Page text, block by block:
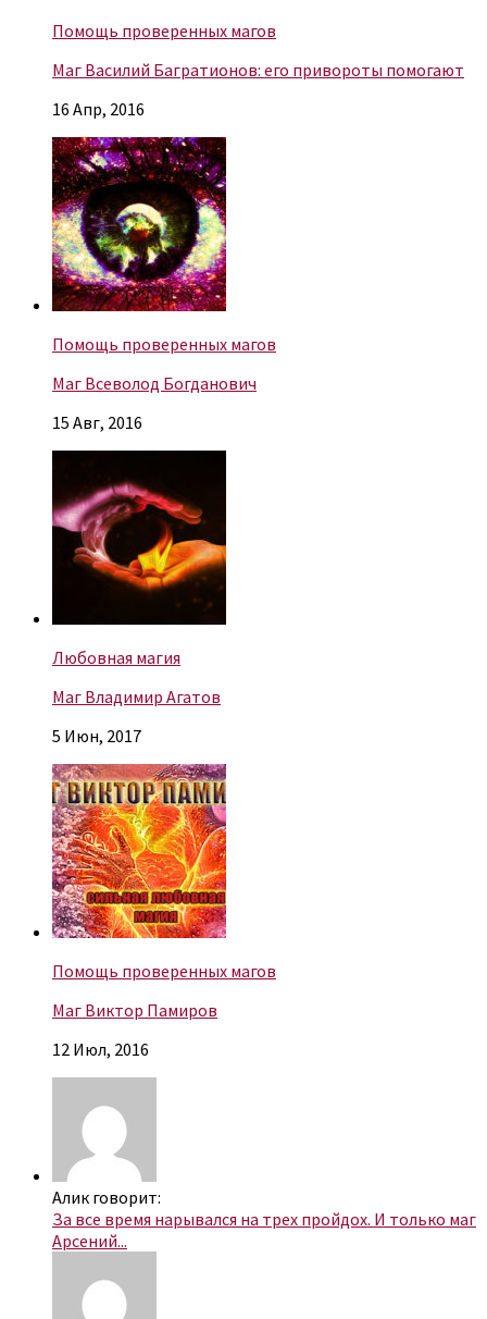
Помощь проверенных магов
Маг Василий Багратионов: его привороты помогают
16 Апр, 2016
Помощь проверенных магов
Маг Всеволод Богданович
15 Авг, 2016
Любовная магия
Маг Владимир Агатов
5 Июн, 2017
Помощь проверенных магов
Маг Виктор Памиров
12 Июл, 2016
Алик говорит:
За все время нарывался на трех пройдох. И только маг
Арсений...